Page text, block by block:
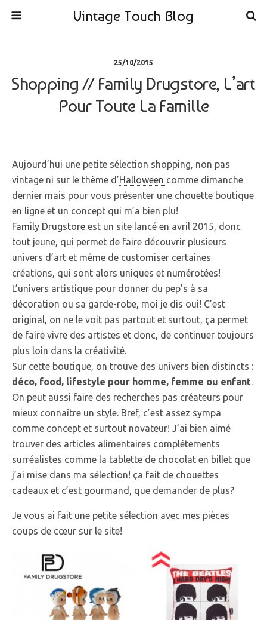
Vintage Touch Blog
25/10/2015
Shopping // Family Drugstore, L’art
Pour Toute La Famille
Aujourd’hui une petite sélection shopping, non pas
vintage ni sur le thème d’Halloween comme dimanche
dernier mais pour vous présenter une chouette boutique
en ligne et un concept qui m’a bien plu!
Family Drugstore est un site lancé en avril 2015, donc
tout jeune, qui permet de faire découvrir plusieurs
univers d’art et même de customiser certaines
créations, qui sont alors uniques et numérotées!
L’univers artistique pour donner du pep’s à sa
décoration ou sa garde-robe, moi je dis oui! C’est
original, on ne le voit pas partout et surtout, ça permet
de faire vivre des artistes et donc, de continuer toujours
plus loin dans la créativité.
Sur cette boutique, on trouve des univers bien distincts :
déco, food, lifestyle pour homme, femme ou enfant.
On peut aussi faire des recherches pas créateurs pour
mieux connaître un style. Bref, c’est assez sympa
comme concept et surtout novateur! J’ai bien aimé
trouver des articles alimentaires complétements
surréalistes comme la tablette de chocolat en billet que
j’ai mise dans ma sélection! ça fait de chouettes
cadeaux et c’est gourmand, que demander de plus?
Je vous ai fait une petite sélection avec mes pièces
coups de cœur sur le site!